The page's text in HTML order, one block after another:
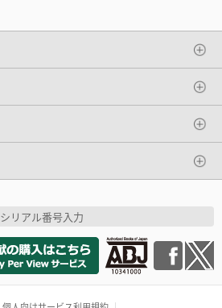
シリアル番号入力